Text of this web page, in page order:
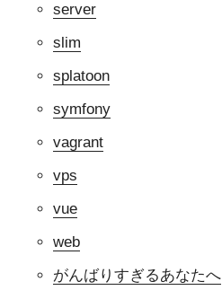
server
slim
splatoon
symfony
vagrant
vps
vue
web
がんばりすぎるあなたへ